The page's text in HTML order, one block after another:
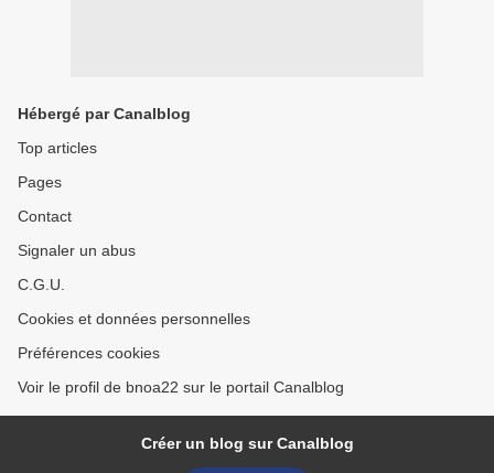
Hébergé par Canalblog
Top articles
Pages
Contact
Signaler un abus
C.G.U.
Cookies et données personnelles
Préférences cookies
Voir le profil de bnoa22 sur le portail Canalblog
Créer un blog sur Canalblog